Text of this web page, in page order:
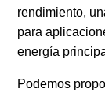
rendimiento,
para
energía
Podemos